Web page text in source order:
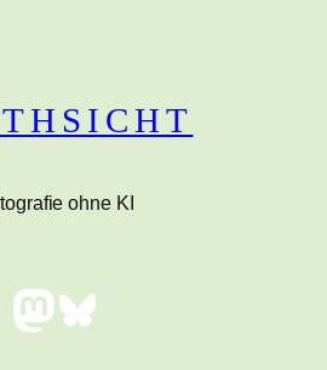
ohne KI
Mastodon
Bluesky